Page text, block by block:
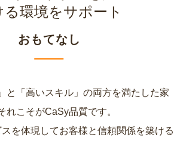
る環境をサポート
おもてなし
と「高いスキル」の両方を満たした家
れこそがCaSy品質です。
を体現してお客様と信頼関係を築ける